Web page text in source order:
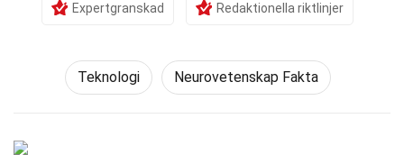
Expertgranskad Redaktionella riktlinjer
Teknologi Neurovetenskap Fakta